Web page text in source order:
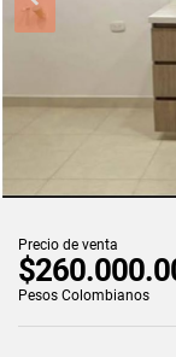
Precio de venta
Pesos Colombianos